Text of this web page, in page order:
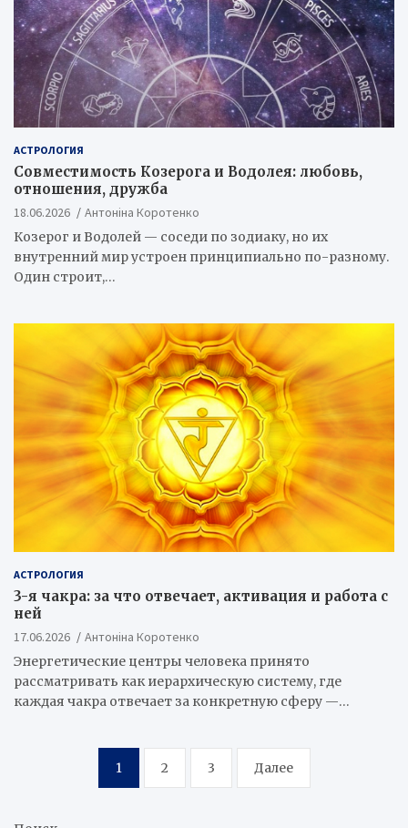
АСТРОЛОГИЯ
Совместимость Козерога и Водолея: любовь,
отношения, дружба
18.06.2026
Антоніна Коротенко
Козерог и Водолей — соседи по зодиаку, но их
внутренний мир устроен принципиально по-разному.
Один строит,…
АСТРОЛОГИЯ
3-я чакра: за что отвечает, активация и работа с
ней
17.06.2026
Антоніна Коротенко
Энергетические центры человека принято
рассматривать как иерархическую систему, где
каждая чакра отвечает за конкретную сферу —…
Пагинация
записей
1 2 3 Далее